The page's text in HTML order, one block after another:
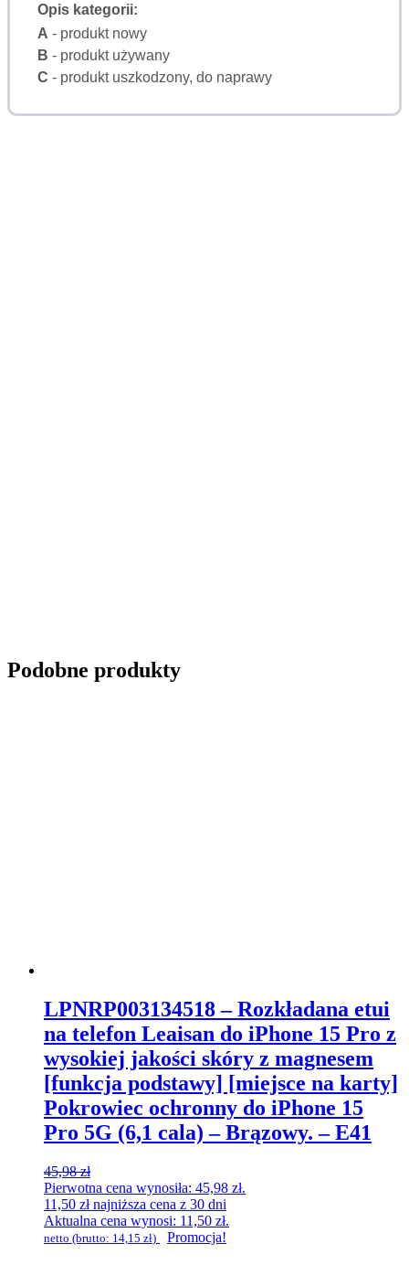
Opis kategorii:
A - produkt nowy
B - produkt używany
C - produkt uszkodzony, do naprawy
Podobne produkty
LPNRP003134518 – Rozkładana etui
na telefon Leaisan do iPhone 15 Pro z
wysokiej jakości skóry z magnesem
[funkcja podstawy] [miejsce na karty]
Pokrowiec ochronny do iPhone 15
Pro 5G (6,1 cala) – Brązowy. – E41
45,98zł
Pierwotna cena wynosiła: 45,98 zł.
11,50 złnajniższa cena z 30 dni
Aktualna cena wynosi: 11,50 zł.
netto (brutto: 14,15 zł) Promocja!